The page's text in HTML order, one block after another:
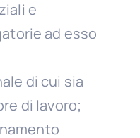
e
ad esso
di cui sia
di lavoro;